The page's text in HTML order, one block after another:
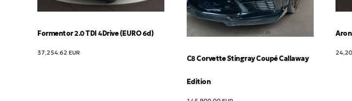
Formentor 2.0 TDI 4Drive (EURO 6d)
37,254.62 EUR
C8 Corvette Stingray Coupé Callaway
Edition